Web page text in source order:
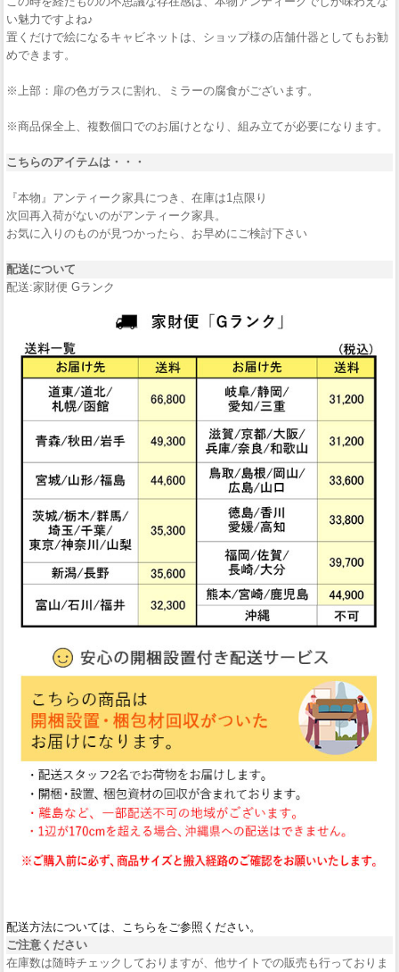
い魅力ですよね♪
置くだけで絵になるキャビネットは、ショップ様の店舗什器としてもお勧
めできます。
※上部：扉の色ガラスに割れ、ミラーの腐食がございます。
※商品保全上、複数個口でのお届けとなり、組み立てが必要になります。
こちらのアイテムは・・・
『本物』アンティーク家具につき、在庫は1点限り
次回再入荷がないのがアンティーク家具。
お気に入りのものが見つかったら、お早めにご検討下さい
配送について
配送:家財便 Gランク
配送方法については、こちらをご参照ください。
ご注意ください
在庫数は随時チェックしておりますが、他サイトでの販売も行っておりま